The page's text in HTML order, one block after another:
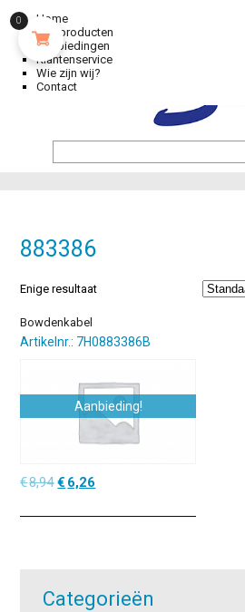
Home
Alle producten
Aanbiedingen
Klantenservice
Wie zijn wij?
Contact
883386
Enige resultaat
Bowdenkabel
Artikelnr.: 7H0883386B
Aanbieding!
€8,94Oorspronkelijke
was:
€ 6,26
is:
Categorieën
0